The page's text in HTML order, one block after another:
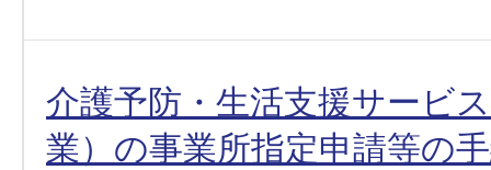
介護予防・生活支援サービ
業）の事業所指定申請等の